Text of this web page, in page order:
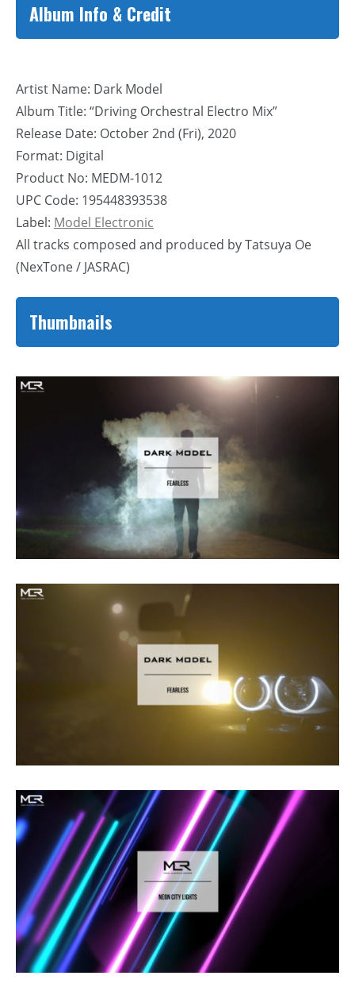
Album Info & Credit
Artist Name: Dark Model
Album Title: “Driving Orchestral Electro Mix”
Release Date: October 2nd (Fri), 2020
Format: Digital
Product No: MEDM-1012
UPC Code: 195448393538
Label: Model Electronic
All tracks composed and produced by Tatsuya Oe
(NexTone / JASRAC)
Thumbnails